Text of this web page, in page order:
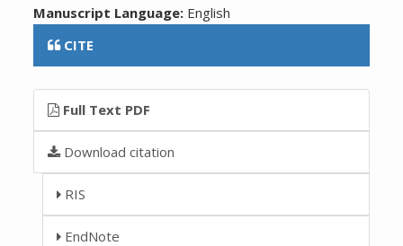
Manuscript Language: English
CITE
Full Text PDF
Download citation
RIS
EndNote